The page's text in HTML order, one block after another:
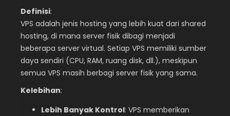
Definisi:
VPS adalah jenis hosting yang lebih kuat dari shared
hosting, di mana server fisik dibagi menjadi
beberapa server virtual. Setiap VPS memiliki sumber
daya sendiri (CPU, RAM, ruang disk, dll.), meskipun
semua VPS masih berbagi server fisik yang sama.
Kelebihan:
Lebih Banyak Kontrol: VPS memberikan